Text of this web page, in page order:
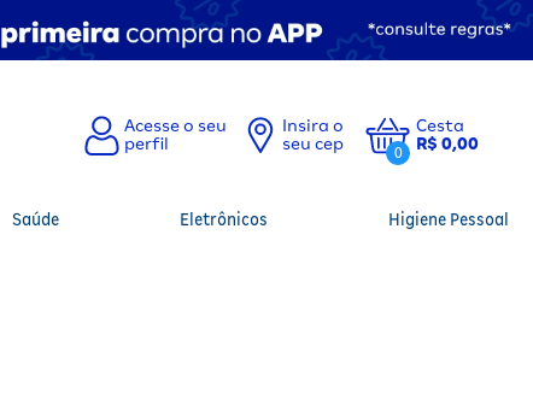
Insira o
seu cep
0
Cesta
R$ 0,00
Saúde Eletrônicos Higiene Pessoal